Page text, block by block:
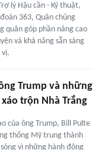
lý Hậu cần - Kỹ thuật,
363, Quân chủng
quân góp phần nâng cao
và khả năng sẵn sàng
vị.
Trump và những
trộn Nhà Trắng
của ông Trump, Bill Pulte
thống Mỹ trung thành
vì những hành động